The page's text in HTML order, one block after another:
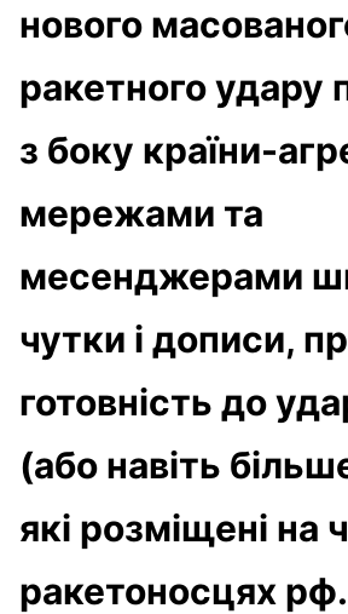
нового
ракетного удару
з боку країни-
мережами та
месенджерами
чутки і дописи,
готовність до
(або навіть
які розміщені на
ракетоносцях рф.